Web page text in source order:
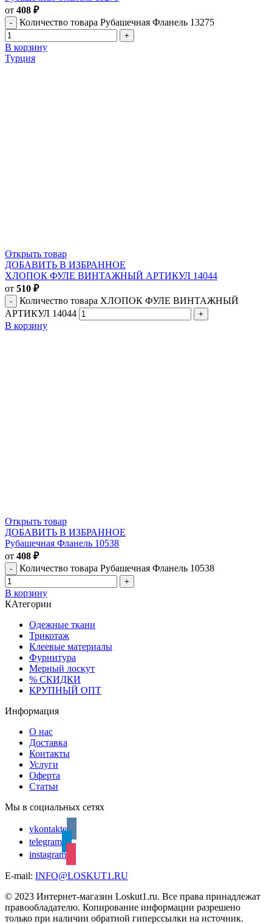
от 408 ₽
Количество товара Рубашечная Фланель 13275
В корзину
Турция
Открыть товар
ДОБАВИТЬ В ИЗБРАННОЕ
ХЛОПОК ФУЛЕ ВИНТАЖНЫЙ АРТИКУЛ 14044
от 510 ₽
Количество товара ХЛОПОК ФУЛЕ ВИНТАЖНЫЙ
АРТИКУЛ 14044
В корзину
Открыть товар
ДОБАВИТЬ В ИЗБРАННОЕ
Рубашечная Фланель 10538
от 408 ₽
Количество товара Рубашечная Фланель 10538
В корзину
КАтегории
Одежные ткани
Трикотаж
Клеевые материалы
Фурнитура
Мерный лоскут
% СКИДКИ
КРУПНЫЙ ОПТ
Информация
О нас
Доставка
Контакты
Услуги
Оферта
Статьи
Мы в социальных сетях
vkontakte
telegram
instagram
E-mail: INFO@LOSKUT1.RU
© 2023 Интернет-магазин Loskut1.ru. Все права принадлежат
правообладателю. Копирование информации разрешено
только при наличии обратной гиперссылки на источник.